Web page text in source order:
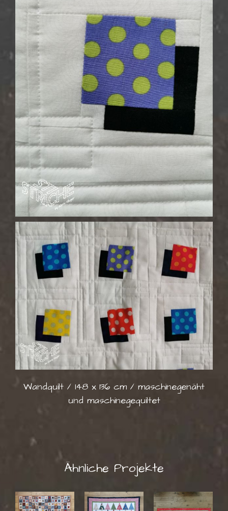
Wandquilt / 148 x 136 cm / maschinegenäht
und maschinegequiltet
Ähnliche Projekte